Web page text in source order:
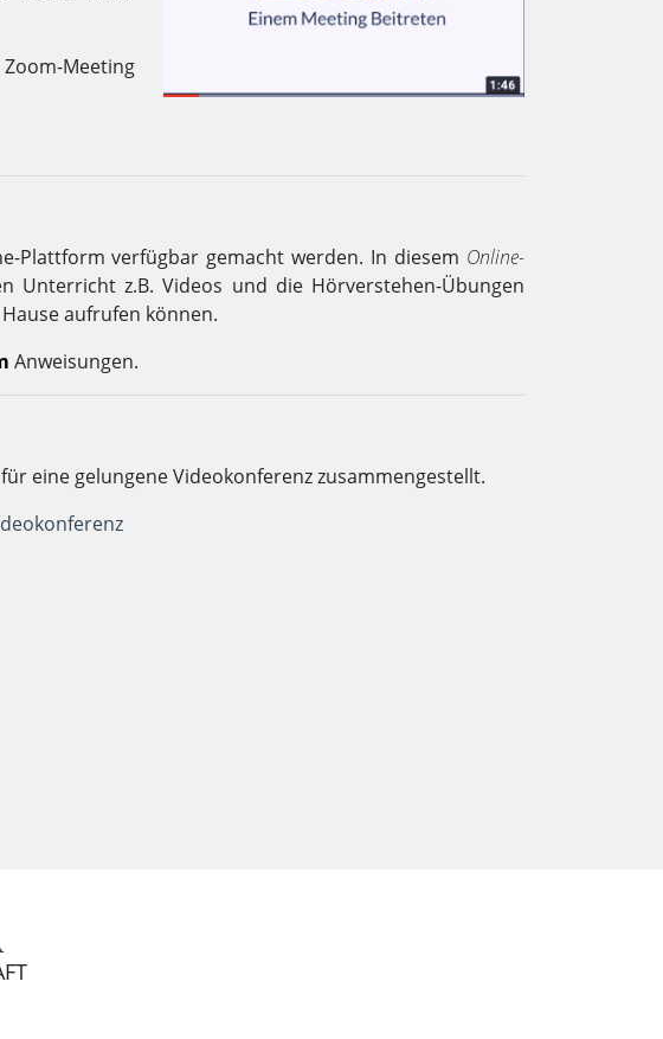
Meeting
Plattform verfügbar gemacht werden. In diesem Online-
z.B. Videos und die Hörverstehen-Übungen
aufrufen können.
Anweisungen.
eine gelungene Videokonferenz zusammengestellt.